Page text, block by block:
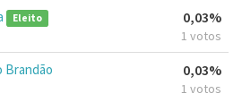
Eleito 0,03%
1 votos
Brandão 0,03%
1 votos